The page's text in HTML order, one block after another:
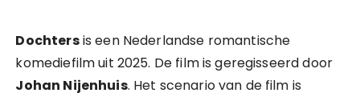
Dochtersis een Nederlandse romantische
komediefilm uit 2025. De film is geregisseerd door
Johan Nijenhuis. Het scenario van de film is